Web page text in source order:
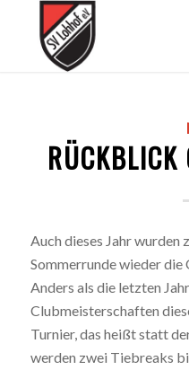
RÜCKBLICK
Auch dieses Jahr wurden
Sommerrunde wieder die
Anders als die letzten
Clubmeisterschaften
Turnier, das heißt statt
werden zwei Tiebreaks